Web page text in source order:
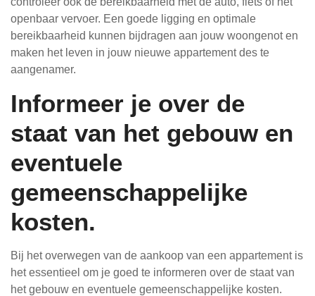
openbaar vervoer. Een goede ligging en optimale
bereikbaarheid kunnen bijdragen aan jouw woongenot en
maken het leven in jouw nieuwe appartement des te
aangenamer.
Informeer je over de
staat van het gebouw en
eventuele
gemeenschappelijke
kosten.
Bij het overwegen van de aankoop van een appartement is
het essentieel om je goed te informeren over de staat van
het gebouw en eventuele gemeenschappelijke kosten.